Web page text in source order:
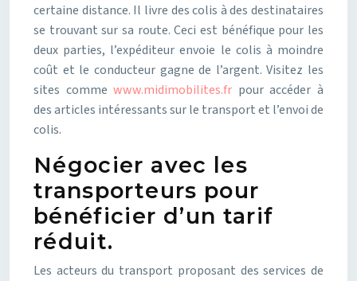
certaine distance. Il livre des colis à des destinataires
se trouvant sur sa route. Ceci est bénéfique pour les
deux parties, l’expéditeur envoie le colis à moindre
coût et le conducteur gagne de l’argent. Visitez les
sites commewww.midimobilites.fr pour accéder à
des articles intéressants sur le transport et l’envoi de
colis.
Négocier avec les
transporteurs pour
bénéficier d’un tarif
réduit.
Les acteurs du transport proposant des services de